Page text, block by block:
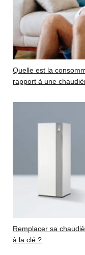
Quelle est la
rapport à une
Remplacer sa
à la clé ?